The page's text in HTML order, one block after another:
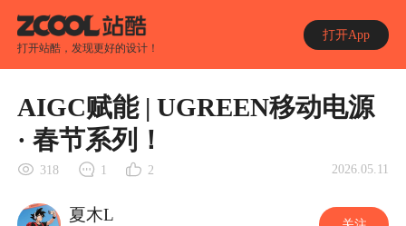
打开站酷，发现更好的设计！
打开App
AIGC赋能 | UGREEN移动电源
· 春节系列！
318 1 2 2026.05.11
夏木L